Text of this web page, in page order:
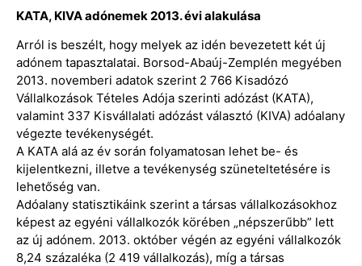
KATA, KIVA adónemek 2013. évi alakulása
Arról is beszélt, hogy melyek az idén bevezetett két új
adónem tapasztalatai. Borsod-Abaúj-Zemplén megyében
2013. novemberi adatok szerint 2 766 Kisadózó
Vállalkozások Tételes Adója szerinti adózást (KATA),
valamint 337 Kisvállalati adózást választó (KIVA) adóalany
végezte tevékenységét.
A KATA alá az év során folyamatosan lehet be- és
kijelentkezni, illetve a tevékenység szüneteltetésére is
lehetőség van.
Adóalany statisztikáink szerint a társas vállalkozásokhoz
képest az egyéni vállalkozók körében „népszerűbb” lett
az új adónem. 2013. október végén az egyéni vállalkozók
8,24 százaléka (2 419 vállalkozás), míg a társas